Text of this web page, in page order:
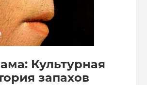
Культурная
запахов